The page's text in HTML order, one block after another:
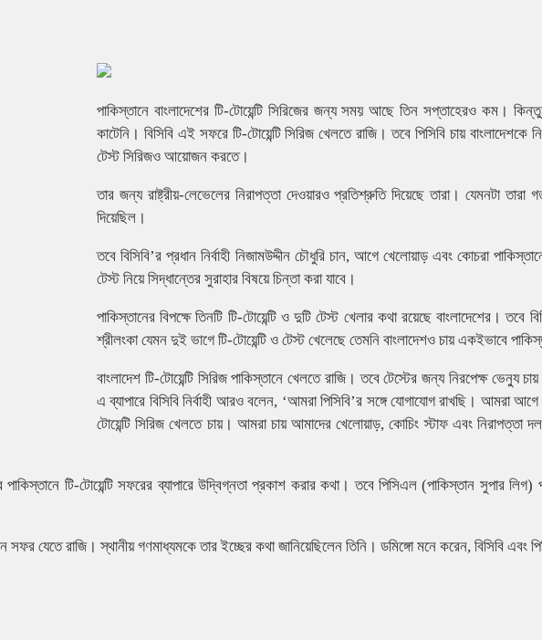
পাকিস্তানে বাংলাদেশের টি-টোয়েন্টি সিরিজের জন্য সময় আছে তিন সপ্তাহেরও কম।
কাটেনি। বিসিবি এই সফরে টি-টোয়েন্টি সিরিজ খেলতে রাজি। তবে পিসিবি চায় বাংলাদেশকে
টেস্ট সিরিজও আয়োজন করতে।
তার জন্য রাষ্ট্রীয়-লেভেলের নিরাপত্তা দেওয়ারও প্রতিশ্রুতি দিয়েছে তারা। যেমনটা
দিয়েছিল।
তবে বিসিবি’র প্রধান নির্বাহী নিজামউদ্দীন চৌধুরি চান, আগে খেলোয়াড় এবং কোচরা
টেস্ট নিয়ে সিদ্ধান্তের সুরাহার বিষয়ে চিন্তা করা যাবে।
পাকিস্তানের বিপক্ষে তিনটি টি-টোয়েন্টি ও দুটি টেস্ট খেলার কথা রয়েছে বাংলাদেশের।
শ্রীলংকা যেমন দুই ভাগে টি-টোয়েন্টি ও টেস্ট খেলেছে তেমনি বাংলাদেশও চায় একইভাবে
বাংলাদেশ টি-টোয়েন্টি সিরিজ পাকিস্তানে খেলতে রাজি। তবে টেস্টের জন্য নিরপেক্ষ ভেন্যু
এ ব্যাপারে বিসিবি নির্বাহী আরও বলেন, ‘আমরা পিসিবি’র সঙ্গে যোগাযোগ রাখছি। আমরা
টোয়েন্টি সিরিজ খেলতে চায়। আমরা চায় আমাদের খেলোয়াড়, কোচিং স্টাফ এবং নিরাপত্তা
পাকিস্তানে টি-টোয়েন্টি সফরের ব্যাপারে উদ্বিগ্নতা প্রকাশ করার কথা। তবে পিসিএল (পাকিস্তান সুপার
সফর যেতে রাজি। স্থানীয় গণমাধ্যমকে তার ইচ্ছের কথা জানিয়েছিলেন তিনি। ডমিঙ্গো মনে করেন, বিসিবি